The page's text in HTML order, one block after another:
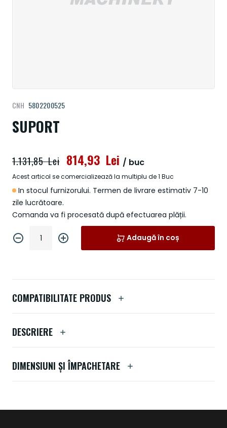
SUPORT
CNH 5802200525
In stocul furnizorului. Termen de livrare estimativ 7-10
zile lucrătoare.
Comanda va fi procesată după efectuarea plății.
814,93 Lei
1.131,85 Lei / buc
Acest articol se comercializează la multiplu de 1 Buc
Adaugă în coș
la
începutul
galeriei
imagini
COMPATIBILITATE PRODUS
DESCRIERE
DIMENSIUNI ȘI ÎMPACHETARE